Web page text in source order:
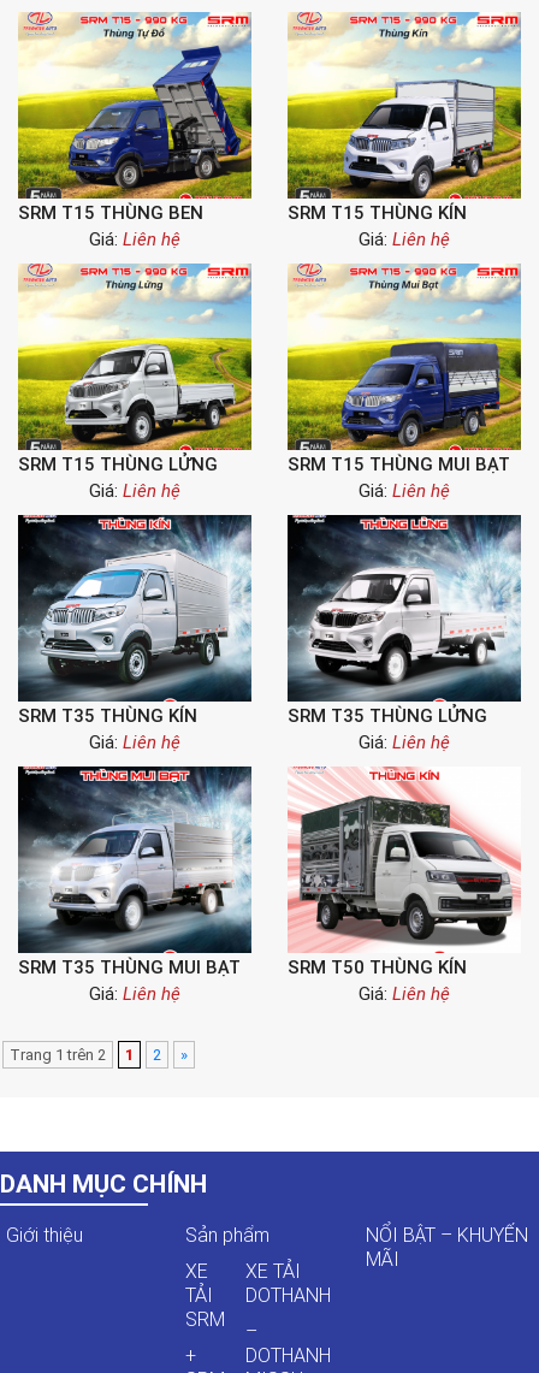
SRM T15 THÙNG BEN
Giá: Liên hệ
SRM T15 THÙNG KÍN
Giá: Liên hệ
SRM T15 THÙNG LỬNG
Giá: Liên hệ
SRM T15 THÙNG MUI BẠT
Giá: Liên hệ
SRM T35 THÙNG KÍN
Giá: Liên hệ
SRM T35 THÙNG LỬNG
Giá: Liên hệ
SRM T35 THÙNG MUI BẠT
Giá: Liên hệ
SRM T50 THÙNG KÍN
Giá: Liên hệ
Trang 1 trên 2 1 2 »
DANH MỤC CHÍNH
Giới thiệu
Sản phẩm
XE
TẢI
SRM
+
XE TẢI
DOTHANH
–
DOTHANH
NỔI BẬT – KHUYẾN
MÃI